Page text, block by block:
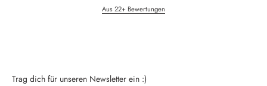
Aus 22+ Bewertungen
Trag dich für unseren Newsletter ein :)